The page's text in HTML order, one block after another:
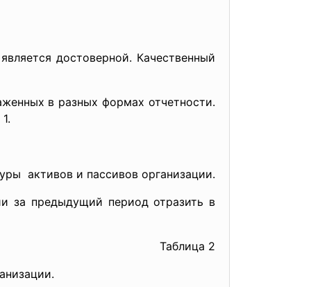
достоверной. Качественный
в разных формах отчетности.
активов и пассивов организации.
за предыдущий период отразить в
Таблица 2